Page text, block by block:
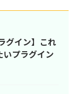
グイン】これ
いプラグイン